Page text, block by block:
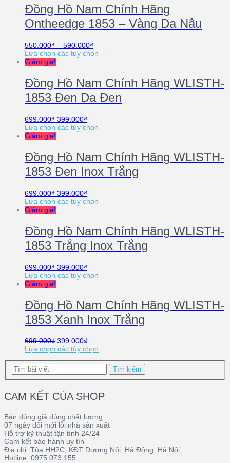
Đồng Hồ Nam Chính Hãng
Ontheedge 1853 – Vàng Da Nâu
550.000₫ – 590.000₫
Lựa chọn các tùy chọn
Giảm giá!
Đồng Hồ Nam Chính Hãng WLISTH-
1853 Đen Da Đen
699.000₫ 399.000₫
Lựa chọn các tùy chọn
Giảm giá!
Đồng Hồ Nam Chính Hãng WLISTH-
1853 Đen Inox Trắng
699.000₫ 399.000₫
Lựa chọn các tùy chọn
Giảm giá!
Đồng Hồ Nam Chính Hãng WLISTH-
1853 Trắng Inox Trắng
699.000₫ 399.000₫
Lựa chọn các tùy chọn
Giảm giá!
Đồng Hồ Nam Chính Hãng WLISTH-
1853 Xanh Inox Trắng
699.000₫ 399.000₫
Lựa chọn các tùy chọn
CAM KẾT CỦA SHOP
Bán đúng giá đúng chất lượng
07 ngày đổi mới lỗi nhà sản xuất
Hỗ trợ kỹ thuật tận tình 24/24
Cam kết bảo hành uy tín
Địa chỉ: Tòa HH2C, KĐT Dương Nội, Hà Đông, Hà Nội
Hotline: 0975.073.155